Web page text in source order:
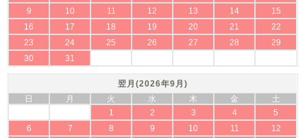
9
10 11 12 13 14
15
16
17 18 19 20 21
22
23
24 25 26 27 28
29
30
31
翌月(2026年9月)
日
月 火 水 木 金
土
1
2 3 4
5
6
7 8 9 10 11
12